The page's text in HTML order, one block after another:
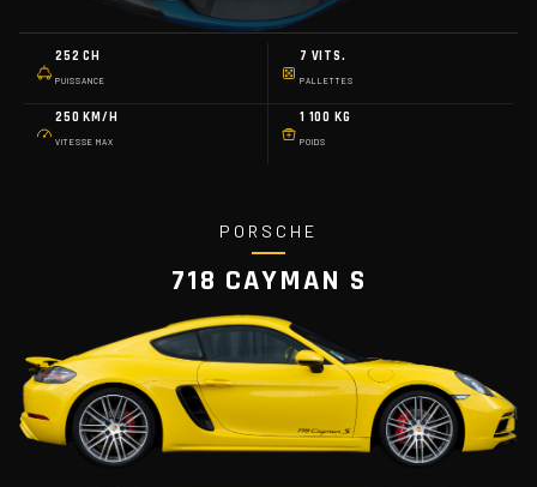
252 CH
PUISSANCE
7 VITS.
PALLETTES
250 KM/H
VITESSE MAX
1 100 KG
POIDS
PORSCHE
718 CAYMAN S